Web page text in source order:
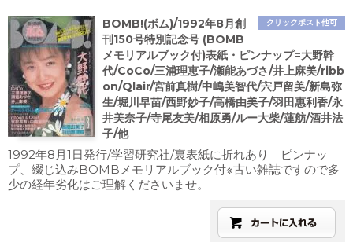
クリックポスト他可
BOMB!(ボム)/1992年8月創
刊150号特別記念号 (BOMB
メモリアルブック付)表紙・ピンナップ=大野幹
代/CoCo/三浦理恵子/瀬能あづさ/井上麻美/ribb
on/Qlair/宮前真樹/中嶋美智代/宍戸留美/新島弥
生/堀川早苗/西野妙子/高橋由美子/羽田惠利香/永
井美奈子/寺尾友美/相原勇/ルー大柴/蓮舫/酒井法
子/他
1992年8月1日発行/学習研究社/裏表紙に折れあり ピンナッ
プ、綴じ込みBOMBメモリアルブック付※古い雑誌ですので多
少の経年劣化はご理解くださいませ。